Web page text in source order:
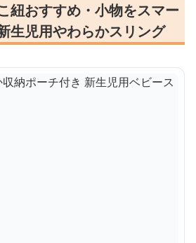
紐おすすめ・小物をスマー
生児用やわらかスリング